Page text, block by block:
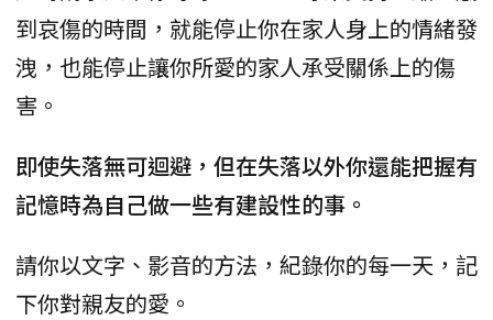
到哀傷的時間，就能停止你在家人身上的情緒發
洩，也能停止讓你所愛的家人承受關係上的傷
害。
即使失落無可迴避，但在失落以外你還能把握有
記憶時為自己做一些有建設性的事。
請你以文字、影音的方法，紀錄你的每一天，記
下你對親友的愛。